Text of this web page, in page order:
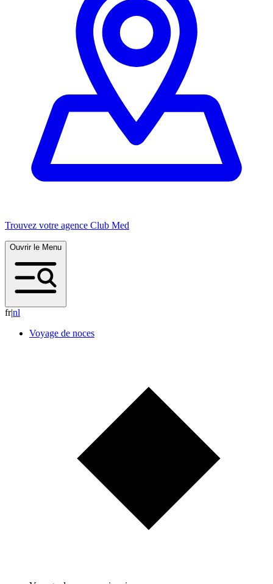
Trouvez votre agence Club Med
Ouvrir le Menu
fr|nl
Voyage de noces